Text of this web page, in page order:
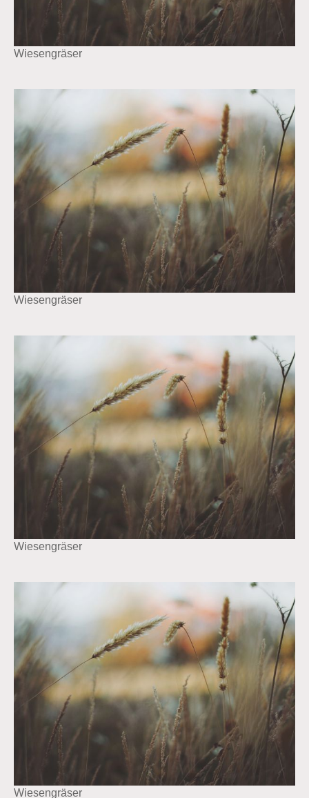
Wiesengräser
Wiesengräser
Wiesengräser
Wiesengräser